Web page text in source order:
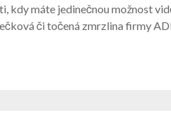
kdy máte jedinečnou možnost
či točená zmrzlina firmy